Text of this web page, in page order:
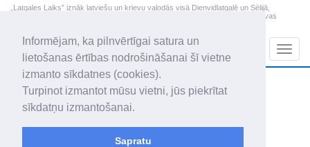
Informējam, ka pilnvērtīgai satura un
lietošanas ērtības nodrošināšanai šī vietne
izmanto sīkdatnes (cookies).
Turpinot izmantot mūsu vietni, jūs piekrītat
sīkdatņu izmantošanai.
Sapratu
„Latgales Laiks” iznāk latviešu un krievu valodās visā Dienvidlatgalē un Sēlijā,
„Latgales Laiks” latviešu valodā aptver Daugavpils valstspilsētu, Augšdaugavas
2026. gada 8. augusts
Sestdiena
Mudīte, Vladislava, Vladislavs
+10.5